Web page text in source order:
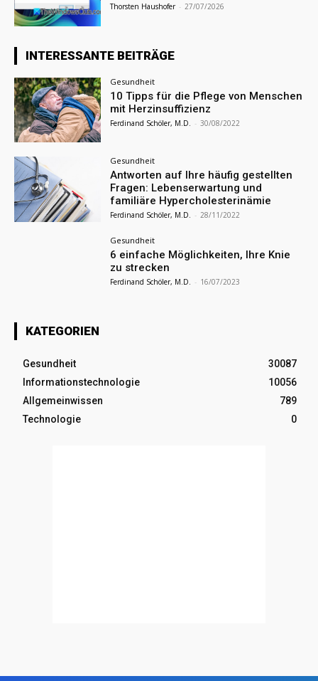
Thorsten Haushofer - 27/07/2026
INTERESSANTE BEITRÄGE
Gesundheit
10 Tipps für die Pflege von Menschen
mit Herzinsuffizienz
Ferdinand Schöler, M.D. - 30/08/2022
Gesundheit
Antworten auf Ihre häufig gestellten
Fragen: Lebenserwartung und
familiäre Hypercholesterinämie
Ferdinand Schöler, M.D. - 28/11/2022
Gesundheit
6 einfache Möglichkeiten, Ihre Knie
zu strecken
Ferdinand Schöler, M.D. - 16/07/2023
KATEGORIEN
Gesundheit
30087
Informationstechnologie
10056
Allgemeinwissen
789
Technologie
0